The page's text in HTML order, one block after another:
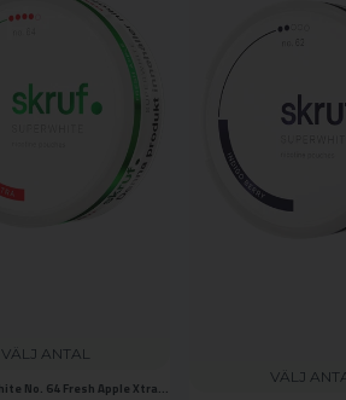
VÄLJ ANTAL
Skruf Superwhite No. 64 Fresh Apple Xtra Strong
VÄLJ